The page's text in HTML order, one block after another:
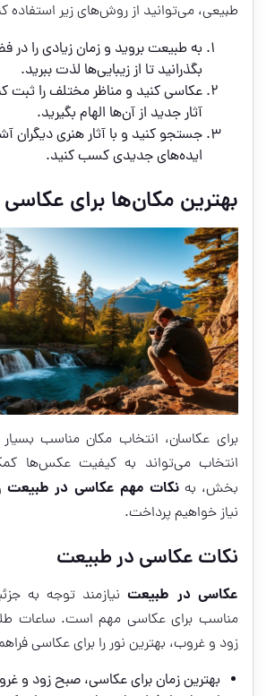
طبیعی، می‌توانید از روش‌های زیر استفاده
به طبیعت بروید و زمان زیادی را در
بگذرانید تا از زیبایی‌ها لذت ببرید.
عکاسی کنید و مناظر مختلف را ثبت
آثار جدید از آن‌ها الهام بگیرید.
جستجو کنید و با آثار هنری دیگران
ایده‌های جدیدی کسب کنید.
بهترین مکان‌ها برای عکاسی
برای عکاسان، انتخاب مکان مناسب
انتخاب می‌تواند به کیفیت عکس‌ها
بخش، بهنکات مهم عکاسی در طبیعت
نیاز خواهیم پرداخت.
نکات عکاسی در طبیعت
عکاسی در طبیعتنیازمند توجه به
مناسب برای عکاسی مهم است. ساعات
زود و غروب، بهترین نور را برای عکاسی
بهترین زمان برای عکاسی، صبح زود و